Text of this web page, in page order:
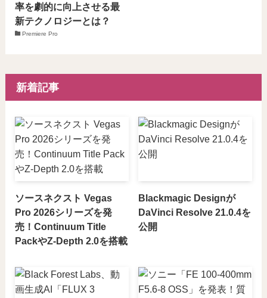
率を劇的に向上させる最
新テクノロジーとは？
Premiere Pro
新着記事
ソースネクスト Vegas
Pro 2026シリーズを発
売！Continuum Title
PackやZ-Depth 2.0を搭載
Blackmagic Designが
DaVinci Resolve 21.0.4を
公開